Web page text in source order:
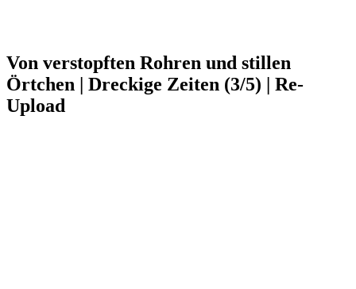
Von verstopften Rohren und stillen
Örtchen | Dreckige Zeiten (3/5) | Re-
Upload